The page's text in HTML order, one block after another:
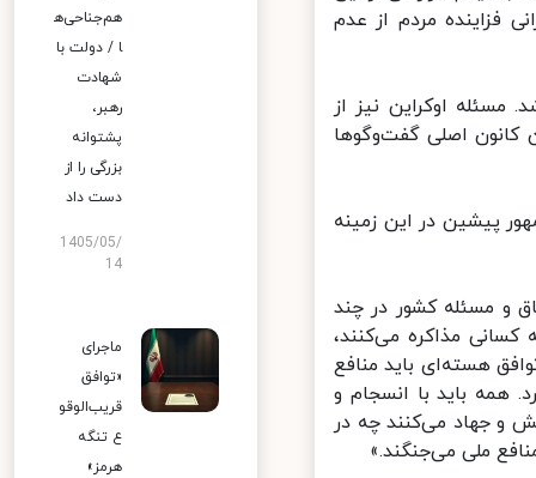
فزاینده مردم از عدم
اوکراین نیز از
اصلی گفت‌وگوها
پیشین در این زمینه
و مسئله کشور در چند
مذاکره می‌کنند،
هسته‌ای باید منافع
باید با انسجام و
و جهاد می‌کنند چه در
ملی می‌جنگند.»
هم‌جناحی‌ه
ا / دولت با
شهادت
رهبر،
پشتوانه
بزرگی را از
دست داد
1405/05/
14
ماجرای
«توافق
قریب‌الوقو
ع تنگه
هرمز»